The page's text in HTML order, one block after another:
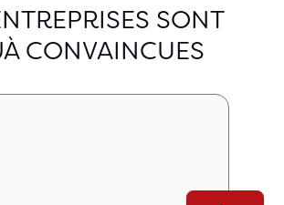
SONT
CONVAINCUES